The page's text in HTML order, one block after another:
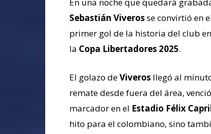
Sebastián Viverosse convirtió en
primer gol de la historia del club
la Copa Libertadores 2025.
El golazo deViveros llegó al
remate desde fuera del área,
marcador en el Estadio Félix
hito para el colombiano, sino